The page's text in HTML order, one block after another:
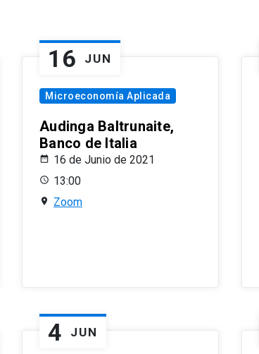
16 JUN
Microeconomía Aplicada
Audinga Baltrunaite,
Banco de Italia
16 de Junio de 2021
13:00
Zoom
4 JUN